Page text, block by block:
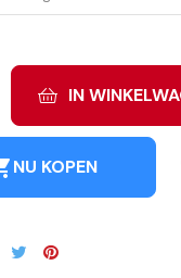
IN
NU KOPEN